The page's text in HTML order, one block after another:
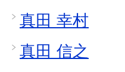
真田 幸村
真田 信之